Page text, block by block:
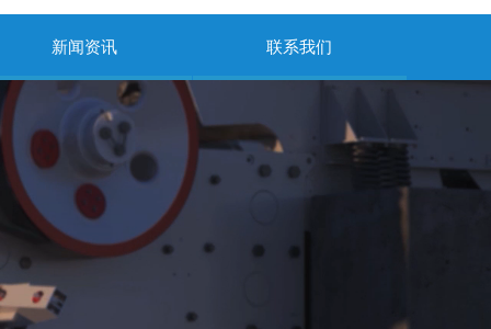
新闻资讯 联系我们